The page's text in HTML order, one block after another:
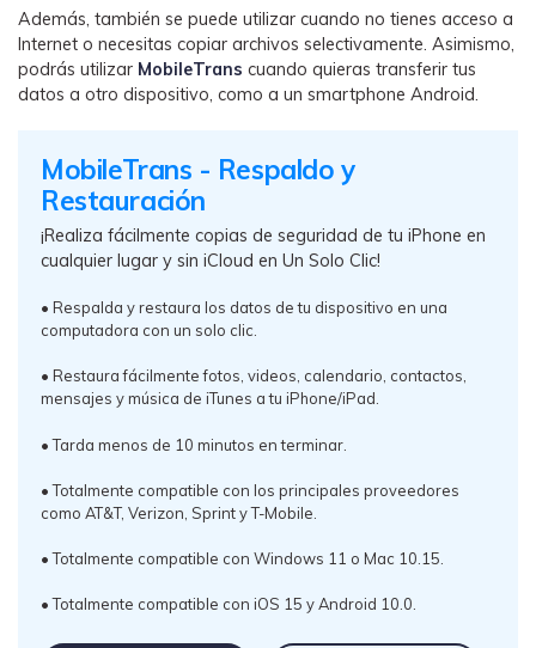
Además, también se puede utilizar cuando no tienes acceso a
Internet o necesitas copiar archivos selectivamente.󠀲󠀡󠀠󠀥󠀩󠀧󠀤󠀠󠀥󠀳󠀰 Asimismo,
podrás utilizar MobileTrans cuando quieras transferir tus
datos a otro dispositivo, como a un smartphone Android.
MobileTrans - Respaldo y
Restauración
¡Realiza fácilmente copias de seguridad de tu iPhone en
cualquier lugar y sin iCloud en Un Solo Clic!
• Respalda y restaura los datos de tu dispositivo en una
computadora con un solo clic.󠀲󠀡󠀠󠀥󠀩󠀧󠀤󠀩󠀩󠀳
• Restaura fácilmente fotos, videos, calendario, contactos,
mensajes y música de iTunes a tu iPhone/iPad.󠀲󠀡󠀠󠀥󠀩󠀧󠀥󠀠󠀠󠀳
• Tarda menos de 10 minutos en terminar.󠀲󠀡󠀠󠀥󠀩󠀧󠀥󠀠󠀡󠀳
• Totalmente compatible con los principales proveedores
como AT&T, Verizon, Sprint y T-Mobile.󠀲󠀡󠀠󠀥󠀩󠀧󠀥󠀠󠀢󠀳
• Totalmente compatible con Windows 11 o Mac 10.15.󠀲󠀡󠀠󠀥󠀩󠀧󠀥󠀠󠀣󠀳
• Totalmente compatible con iOS 15 y Android 10.0.